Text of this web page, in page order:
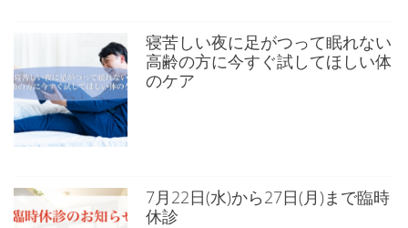
寝苦しい夜に足がつって眠れない
高齢の方に今すぐ試してほしい体
のケア
7月22日(水)から27日(月)まで臨時
休診